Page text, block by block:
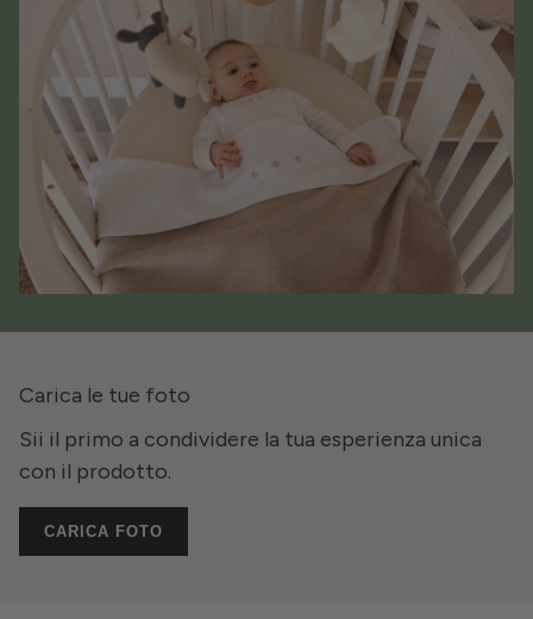
Carica le tue foto
Sii il primo a condividere la tua esperienza unica
con il prodotto.
CARICA FOTO